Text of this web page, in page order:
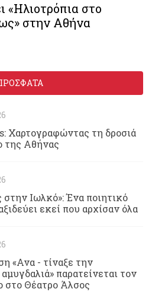
«Ηλιοτρόπια στο
στην Αθήνα
Χαρτογραφώντας τη δροσιά
της Αθήνας
στην Ιωλκό»: Ένα ποιητικό
εκεί που αρχίσαν όλα
«Ανα - τίναξε την
παρατείνεται τον
στο Θέατρο Άλσος